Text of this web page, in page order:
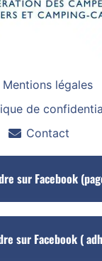
Mentions légales
de
Contact
sur Facebook
sur Facebook (